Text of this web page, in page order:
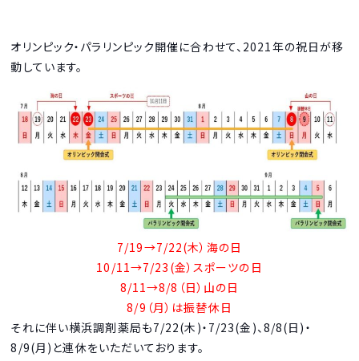
オリンピック・パラリンピック開催に合わせて、2021年の祝日が移
動しています。
7/19→7/22(木）海の日
10/11→7/23(金）スポーツの日
8/11→8/8（日）山の日
8/9（月）は振替休日
それに伴い横浜調剤薬局も7/22(木)・7/23(金)、8/8(日)・
8/9(月)と連休をいただいております。